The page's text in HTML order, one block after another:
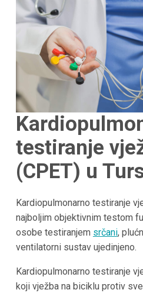
testiranje
(CPET) u
Kardiopulmonarno testiranje
najboljim objektivnim testom
osobe testiranjem srčani,
ventilatorni sustav ujedinjeno.
Kardiopulmonarno testiranje
koji vježba na biciklu protiv